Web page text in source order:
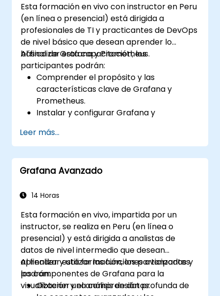
Esta formación en vivo con instructor en Peru
(en línea o presencial) está dirigida a
profesionales de TI y practicantes de DevOps
de nivel básico que desean aprender lo
básico de Grafana y Prometheus.
Al finalizar esta capacitación, los
participantes podrán:
Comprender el propósito y las
características clave de Grafana y
Prometheus.
Instalar y configurar Grafana y
Configurar fuentes de datos básicas y
paneles en Grafana.
Monitorear métricas del sistema y
visualizar datos usando Prometheus.
Leer más...
Grafana Avanzado
14 Horas
Esta formación en vivo, impartida por un
instructor, se realiza en Peru (en línea o
presencial) y está dirigida a analistas de
datos de nivel intermedio que desean
aprender y utilizar las funciones avanzadas y
los componentes de Grafana para la
visualización y el análisis de datos.
Al finalizar esta formación, los participantes
podrán:
Obtener una comprensión profunda de